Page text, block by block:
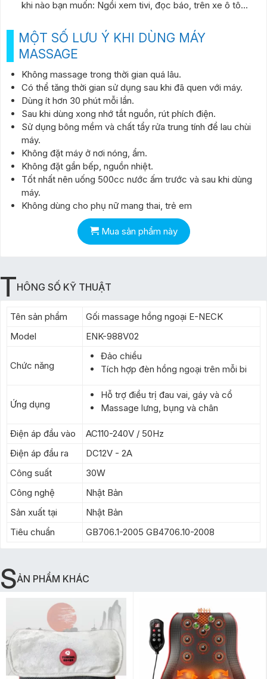
khi nào bạn muốn: Ngồi xem tivi, đọc báo, trên xe ô tô…
MỘT SỐ LƯU Ý KHI DÙNG MÁY
MASSAGE
Không massage trong thời gian quá lâu.
Có thể tăng thời gian sử dụng sau khi đã quen với máy.
Dùng ít hơn 30 phút mỗi lần.
Sau khi dùng xong nhớ tắt nguồn, rút phích điện.
Sử dụng bông mềm và chất tẩy rửa trung tính để lau chùi
máy.
Không đặt máy ở nơi nóng, ẩm.
Không đặt gần bếp, nguồn nhiệt.
Tốt nhất nên uống 500cc nước ấm trước và sau khi dùng
máy.
Không dùng cho phụ nữ mang thai, trẻ em
Mua sản phẩm này
THÔNG SỐ KỸ THUẬT
Tên sản phẩm
Gối massage hồng ngoại E-NECK
Model
ENK-988V02
Chức năng
Đảo chiều
Tích hợp đèn hồng ngoại trên mỗi bi
Ứng dụng
Hỗ trợ điều trị đau vai, gáy và cổ
Massage lưng, bụng và chân
Điện áp đầu vào
AC110-240V / 50Hz
Điện áp đầu ra
DC12V - 2A
Công suất
30W
Công nghệ
Nhật Bản
Sản xuất tại
Nhật Bản
Tiêu chuẩn
GB706.1-2005 GB4706.10-2008
SẢN PHẨM KHÁC